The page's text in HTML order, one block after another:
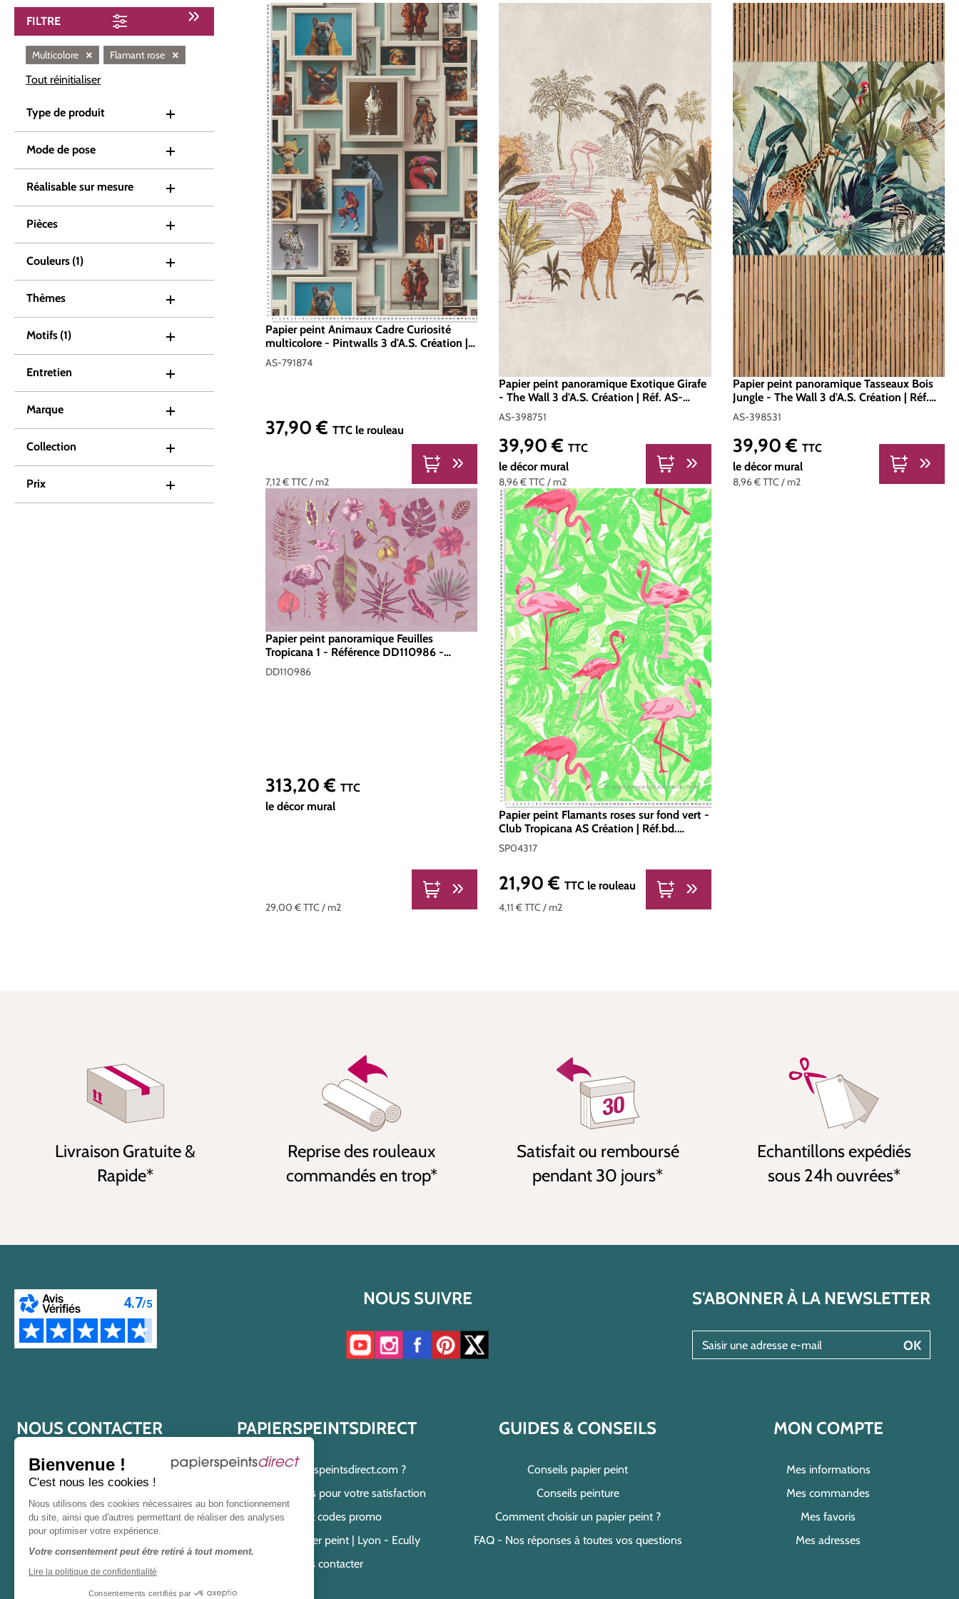
Bienvenue !
C'est nous les cookies !
Nous utilisons des cookies nécessaires au bon fonctionnement
du site, ainsi que d'autres permettant de réaliser des analyses
pour optimiser votre expérience.
Votre consentement peut être retiré à tout moment.
Lire la politique de confidentialité
Consentements certifiés par
FILTRE
Multicolore × Flamant rose ×
Tout réinitialiser
Type de produit
Mode de pose
Réalisable sur mesure
Pièces
Couleurs (1)
Thèmes
Motifs (1)
Entretien
Marque
Collection
Prix
Papier peint Animaux Cadre Curiosité
multicolore - Pintwalls 3 d'A.S. Création |
Réf. AS-791874
AS-791874
7,12 €TTC / m2
Prix régulier :
37,90 € TTC le rouleau
Papier peint panoramique Exotique Girafe
- The Wall 3 d'A.S. Création | Réf. AS-
398751
AS-398751
8,96 €TTC/ m2
Prix régulier :
39,90 €TTC
le décor mural
Papier peint panoramique Tasseaux Bois
Jungle - The Wall 3 d'A.S. Création | Réf.
AS-398531
AS-398531
8,96 €TTC / m2
Prix régulier :
39,90 € TTC
le décor mural
Papier peint panoramique Feuilles
Tropicana 1 - Référence DD110986 -
Intissé 200g/m2 - Standard 400 x 270
DD110986
29,00 €TTC / m2
Prix régulier :
313,20 € TTC
le décor mural
Papier peint Flamants roses sur fond vert -
Club Tropicana AS Création | Réf.bd.
SP04317
SP04317
4,11 €TTC/ m2
Prix régulier :
21,90 €TTC le rouleau
Livraison Gratuite &
Rapide*
Reprise des rouleaux
commandés en trop*
Satisfait ou remboursé
pendant 30 jours*
Echantillons expédiés
sous 24h ouvrées*
NOUS SUIVRE
Accéder à notre chaîne YouTube
Accéder à notre compte Instagram
Accéder à notre page Facebook
Accéder à notre compte Pinterest
Accéder à notre compte Twitter/X
S'ABONNER À LA NEWSLETTER
OK
NOUS CONTACTER
04 82 91 03 93
lundi au vendredi
de 8h30 à 12het13h30 à 17h
Ou via notreformulaire de
contact
PAPIERSPEINTSDIRECT
Qui est Papierspeintsdirect.com ?
Nos engagements pour votre satisfaction
Offres et codes promo
Magasin de papier peint | Lyon - Ecully
Nous contacter
GUIDES & CONSEILS
Conseils papier peint
Conseils peinture
Comment choisir un papier peint ?
FAQ - Nos réponses à toutes vos questions
MON COMPTE
Mes informations
Mes commandes
Mes favoris
Mes adresses